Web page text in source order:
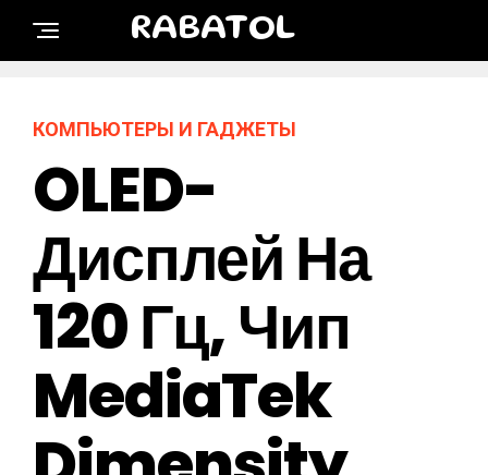
RABATOL
КОМПЬЮТЕРЫ И ГАДЖЕТЫ
OLED-
Дисплей На
120 Гц, Чип
MediaTek